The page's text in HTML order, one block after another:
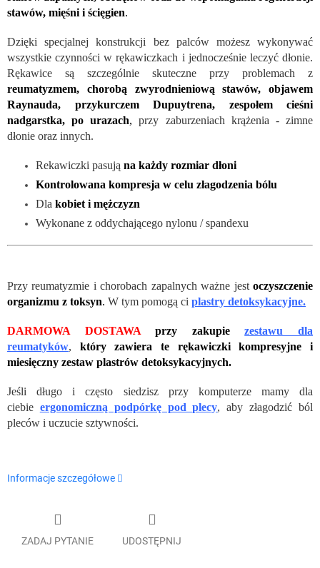
stawów, mięśni i ścięgien.
Dzięki specjalnej konstrukcji bez palców możesz wykonywać
wszystkie czynności w rękawiczkach i jednocześnie leczyć dłonie.
Rękawice są szczególnie skuteczne przy problemach z
reumatyzmem, chorobą zwyrodnieniową stawów, objawem
Raynauda, ​​przykurczem Dupuytrena, zespołem cieśni
nadgarstka, po urazach, przy zaburzeniach krążenia - zimne
dłonie oraz innych.
Rekawiczki pasują na każdy rozmiar dłoni
Kontrolowana kompresja w celu złagodzenia bólu
Dla kobiet i mężczyzn
Wykonane z oddychającego nylonu / spandexu
Przy reumatyzmie i chorobach zapalnych ważne jest oczyszczenie
organizmu z toksyn. W tym pomogą ci plastry detoksykacyjne.
DARMOWA DOSTAWA przy zakupie
zestawu dla
reumatyków, który zawiera te rękawiczki kompresyjne i
miesięczny zestaw plastrów detoksykacyjnych.
Jeśli długo i często siedzisz przy komputerze mamy dla
ciebie ergonomiczną podpórkę pod plecy, aby złagodzić ból
pleców i uczucie sztywności.
Informacje szczegółowe
ZADAJ PYTANIE UDOSTĘPNIJ